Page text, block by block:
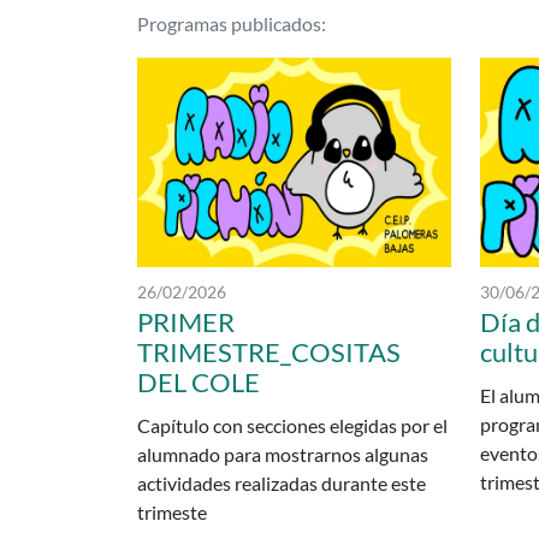
Podcasts delCP INF-
Programas publicados:
Fecha de publicación:
26/02/2026
PRIMER
TRIMESTRE_COSITAS
DEL COLE
Capítulo con secciones elegidas por el
alumnado para mostrarnos algunas
actividades realizadas durante este
trimeste
Fecha
30/06/
Día
El